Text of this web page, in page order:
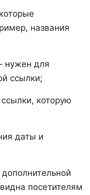
названия
нужен для
ссылки;
которую
даты и
посетителям